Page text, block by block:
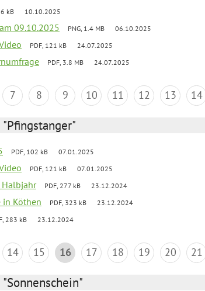
kB 10.10.2025
09.10.2025 PNG, 1.4 MB 06.10.2025
PDF, 121 kB 24.07.2025
PDF, 3.8 MB 24.07.2025
7 8 9 10 11 12 13 14
PDF, 102 kB 07.01.2025
PDF, 121 kB 07.01.2025
Halbjahr PDF, 277 kB 23.12.2024
in Köthen PDF, 323 kB 23.12.2024
283 kB 23.12.2024
14 15 16 17 18 19 20 21